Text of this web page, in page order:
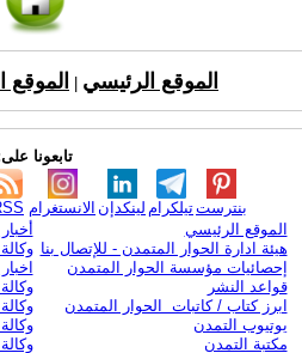
الموقع الرئيسي
تابعونا
الانستغرام لينكدإن تيلكرامبنترست
الموقع الرئيسي
هيئة ادارة الحوار المتمدن - للإتصال بنا
إحصائيات مؤسسة الحوار المتمدن
قواعد النشر
ابرز كتاب / كاتبات الحوار المتمدن
يوتيوب التمدن
مكتبة التمدن